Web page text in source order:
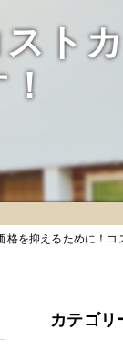
ト
格を抑えるために！コ
カテゴリ